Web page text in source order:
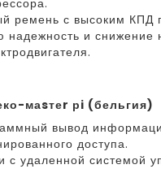
ремень с высоким
надежность и снижение
маsтеr рi (бельгия)
вывод
доступа.
с удаленной системой